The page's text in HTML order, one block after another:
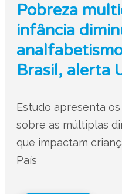
Pobreza
infância
Brasil, alerta
Estudo apresenta
sobre as múltiplas
que impactam
País